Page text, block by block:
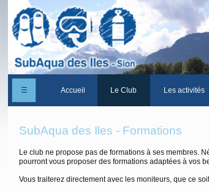
☰ Accueil Le Club
Le comité
Les membres du club
Les activités
SubAqua des Iles - Formations
Le club ne propose pas de formations à ses membres.
pourront vous proposer des formations adaptées à vos
Vous traiterez directement avec les moniteurs, que ce